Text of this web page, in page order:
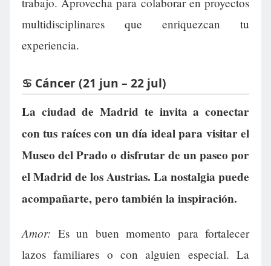
multidisciplinares que enriquezcan tu
experiencia.
♋ Cáncer (21 jun – 22 jul)
La ciudad de Madrid te invita a conectar
con tus raíces con un día ideal para visitar el
Museo del Prado o disfrutar de un paseo por
el Madrid de los Austrias. La nostalgia puede
acompañarte, pero también la inspiración.
Amor: Es un buen momento para fortalecer
lazos familiares o con alguien especial. La